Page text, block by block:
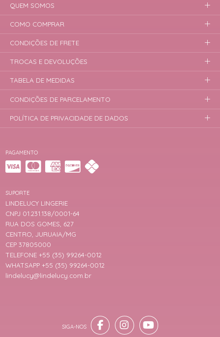
PAGAMENTO
SUPORTE
LINDELUCY LINGERIE
CNPJ 01.231.138/0001-64
RUA DOS GOMES, 627
CENTRO, JURUAIA/MG
CEP 37805000
TELEFONE +55 (35) 99264-0012
WHATSAPP +55 (35) 99264-0012
lindelucy@lindelucy.com.br
QUEM SOMOS
COMO COMPRAR
CONDIÇÕES DE FRETE
TROCAS E DEVOLUÇÕES
TABELA DE MEDIDAS
CONDIÇÕES DE PARCELAMENTO
POLÍTICA DE PRIVACIDADE DE DADOS